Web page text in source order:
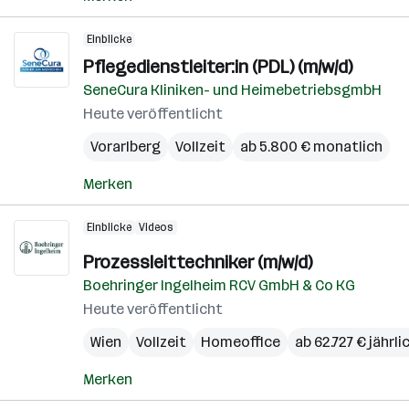
Einblicke
Pflegedienstleiter:in (PDL) (m/w/d)
SeneCura Kliniken- und HeimebetriebsgmbH
Heute veröffentlicht
Vorarlberg
Vollzeit ab 5.800 € monatlich
Merken
Einblicke Videos
Prozessleittechniker (m/w/d)
Boehringer Ingelheim RCV GmbH & Co KG
Heute veröffentlicht
Wien
Vollzeit Homeoffice ab 62.727 €
Merken